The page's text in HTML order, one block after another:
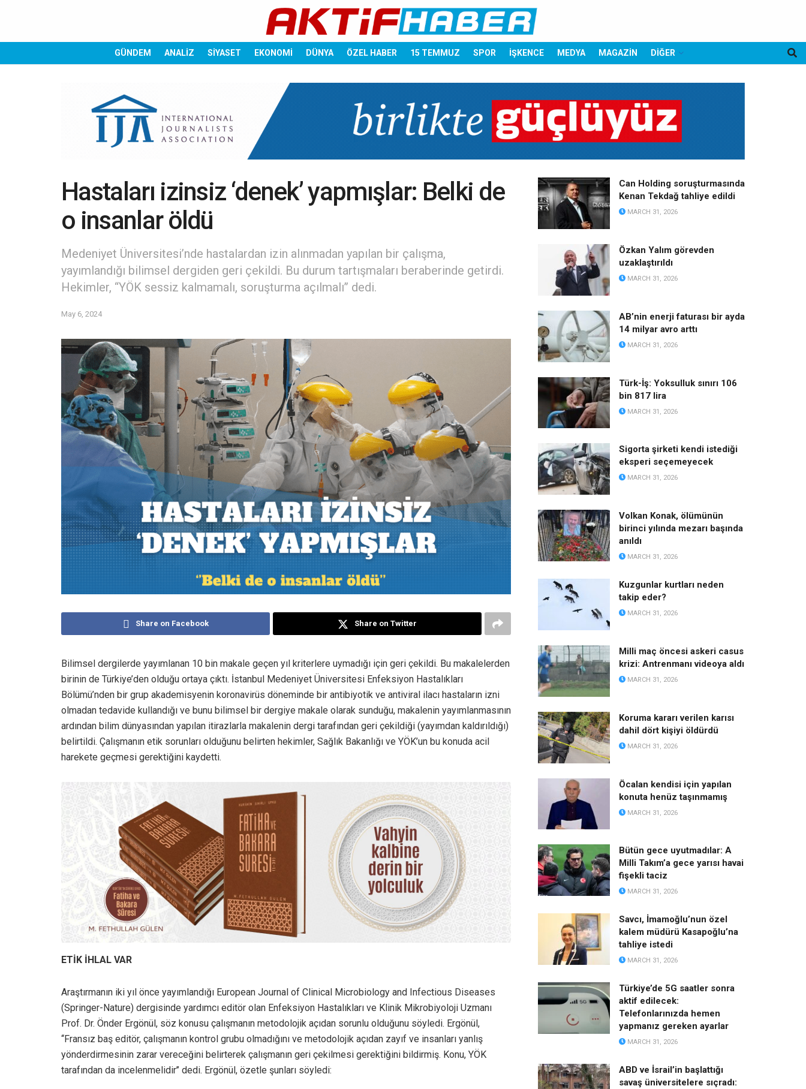
GÜNDEM ANALİZ SİYASET EKONOMİ DÜNYA ÖZEL HABER 15 TEMMUZ SPOR İŞKENCE MEDYA MAGAZİN DİĞER
Hastaları izinsiz ‘denek’ yapmışlar: Belki de
o insanlar öldü
Medeniyet Üniversitesi’nde hastalardan izin alınmadan yapılan bir çalışma,
yayımlandığı bilimsel dergiden geri çekildi. Bu durum tartışmaları beraberinde getirdi.
Hekimler, ‘‘YÖK sessiz kalmamalı, soruşturma açılmalı’’ dedi.
May 6, 2024
Share on Facebook Share on Twitter
Bilimsel dergilerde yayımlanan 10 bin makale geçen yıl kriterlere uymadığı için geri çekildi. Bu makalelerden
birinin de Türkiye’den olduğu ortaya çıktı. İstanbul Medeniyet Üniversitesi Enfeksiyon Hastalıkları
Bölümü’nden bir grup akademisyenin koronavirüs döneminde bir antibiyotik ve antiviral ilacı hastaların izni
olmadan tedavide kullandığı ve bunu bilimsel bir dergiye makale olarak sunduğu, makalenin yayımlanmasının
ardından bilim dünyasından yapılan itirazlarla makalenin dergi tarafından geri çekildiği (yayımdan kaldırıldığı)
belirtildi. Çalışmanın etik sorunları olduğunu belirten hekimler, Sağlık Bakanlığı ve YÖK’un bu konuda acil
harekete geçmesi gerektiğini kaydetti.
ETİK İHLAL VAR
Araştırmanın iki yıl önce yayımlandığı European Journal of Clinical Microbiology and Infectious Diseases
(Springer-Nature) dergisinde yardımcı editör olan Enfeksiyon Hastalıkları ve Klinik Mikrobiyoloji Uzmanı
Prof. Dr. Önder Ergönül, söz konusu çalışmanın metodolojik açıdan sorunlu olduğunu söyledi. Ergönül,
‘‘Fransız baş editör, çalışmanın kontrol grubu olmadığını ve metodolojik açıdan zayıf ve insanları yanlış
yönderdirmesinin zarar vereceğini belirterek çalışmanın geri çekilmesi gerektiğini bildirmiş. Konu, YÖK
tarafından da incelenmelidir’’ dedi. Ergönül, özetle şunları söyledi:
Can Holding soruşturmasında
Kenan Tekdağ tahliye edildi
MARCH 31, 2026
Özkan Yalım görevden
uzaklaştırıldı
MARCH 31, 2026
AB’nin enerji faturası bir ayda
14 milyar avro arttı
MARCH 31, 2026
Türk-İş: Yoksulluk sınırı 106
bin 817 lira
MARCH 31, 2026
Sigorta şirketi kendi istediği
eksperi seçemeyecek
MARCH 31, 2026
Volkan Konak, ölümünün
birinci yılında mezarı başında
anıldı
MARCH 31, 2026
Kuzgunlar kurtları neden
takip eder?
MARCH 31, 2026
Milli maç öncesi askeri casus
krizi: Antrenmanı videoya aldı
MARCH 31, 2026
Koruma kararı verilen karısı
dahil dört kişiyi öldürdü
MARCH 31, 2026
Öcalan kendisi için yapılan
konuta henüz taşınmamış
MARCH 31, 2026
Bütün gece uyutmadılar: A
Milli Takım’a gece yarısı havai
fişekli taciz
MARCH 31, 2026
Savcı, İmamoğlu’nun özel
kalem müdürü Kasapoğlu’na
tahliye istedi
MARCH 31, 2026
Türkiye’de 5G saatler sonra
aktif edilecek:
Telefonlarınızda hemen
yapmanız gereken ayarlar
MARCH 31, 2026
ABD ve İsrail’in başlattığı
savaş üniversitelere sıçradı: